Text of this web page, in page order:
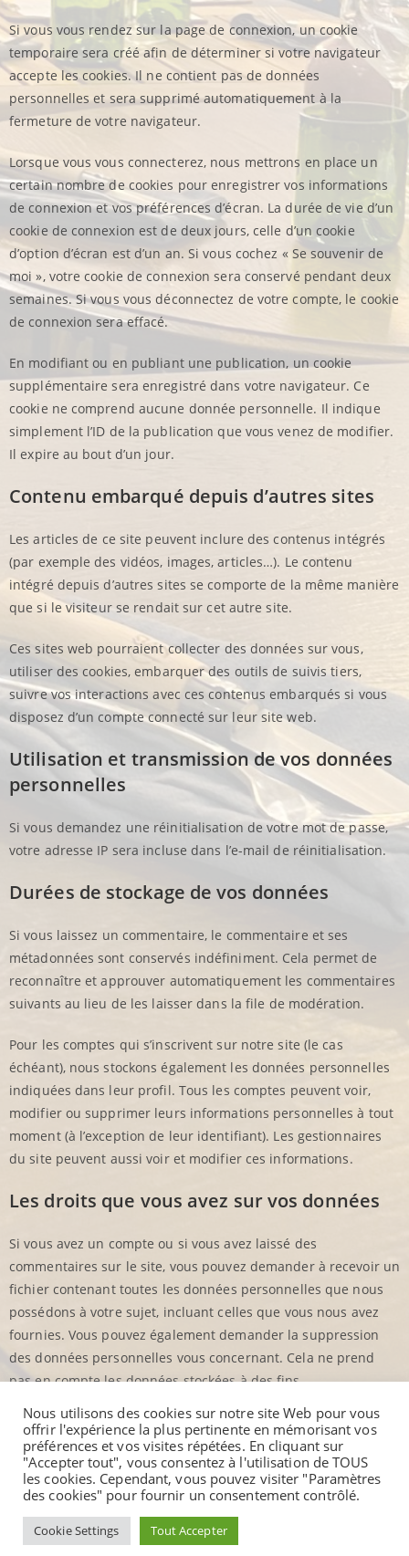
Si vous vous rendez sur la page de connexion, un cookie
temporaire sera créé afin de déterminer si votre navigateur
accepte les cookies. Il ne contient pas de données
personnelles et sera supprimé automatiquement à la
fermeture de votre navigateur.
Lorsque vous vous connecterez, nous mettrons en place un
certain nombre de cookies pour enregistrer vos informations
de connexion et vos préférences d’écran. La durée de vie d’un
cookie de connexion est de deux jours, celle d’un cookie
d’option d’écran est d’un an. Si vous cochez « Se souvenir de
moi », votre cookie de connexion sera conservé pendant deux
semaines. Si vous vous déconnectez de votre compte, le cookie
de connexion sera effacé.
En modifiant ou en publiant une publication, un cookie
supplémentaire sera enregistré dans votre navigateur. Ce
cookie ne comprend aucune donnée personnelle. Il indique
simplement l’ID de la publication que vous venez de modifier.
Il expire au bout d’un jour.
Contenu embarqué depuis d’autres sites
Les articles de ce site peuvent inclure des contenus intégrés
(par exemple des vidéos, images, articles…). Le contenu
intégré depuis d’autres sites se comporte de la même manière
que si le visiteur se rendait sur cet autre site.
Ces sites web pourraient collecter des données sur vous,
utiliser des cookies, embarquer des outils de suivis tiers,
suivre vos interactions avec ces contenus embarqués si vous
disposez d’un compte connecté sur leur site web.
Utilisation et transmission de vos données
personnelles
Si vous demandez une réinitialisation de votre mot de passe,
votre adresse IP sera incluse dans l’e-mail de réinitialisation.
Durées de stockage de vos données
Si vous laissez un commentaire, le commentaire et ses
métadonnées sont conservés indéfiniment. Cela permet de
reconnaître et approuver automatiquement les commentaires
suivants au lieu de les laisser dans la file de modération.
Pour les comptes qui s’inscrivent sur notre site (le cas
échéant), nous stockons également les données personnelles
indiquées dans leur profil. Tous les comptes peuvent voir,
modifier ou supprimer leurs informations personnelles à tout
moment (à l’exception de leur identifiant). Les gestionnaires
du site peuvent aussi voir et modifier ces informations.
Les droits que vous avez sur vos données
Si vous avez un compte ou si vous avez laissé des
commentaires sur le site, vous pouvez demander à recevoir un
fichier contenant toutes les données personnelles que nous
possédons à votre sujet, incluant celles que vous nous avez
fournies. Vous pouvez également demander la suppression
des données personnelles vous concernant. Cela ne prend
pas en compte les données stockées à des fins
administratives, légales ou pour des raisons de sécurité.
Transmission de vos données personnelles
Les commentaires des visiteurs peuvent être vérifiés à l’aide
indésirables.
Nous utilisons des cookies sur notre site Web pour vous
offrir l'expérience la plus pertinente en mémorisant vos
préférences et vos visites répétées. En cliquant sur
"Accepter tout", vous consentez à l'utilisation de TOUS
les cookies. Cependant, vous pouvez visiter "Paramètres
des cookies" pour fournir un consentement contrôlé.
Cookie Settings Tout Accepter